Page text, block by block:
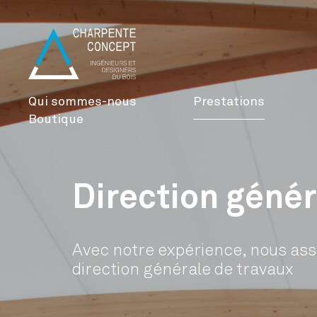
Qui sommes-nous
Prestations
Boutique
Direction
Avec notre expérience, nous
direction générale de travaux